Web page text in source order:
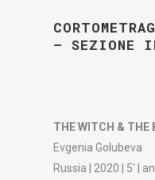
– SEZIONE
THE WITCH & THE
Evgenia Golubeva
Russia | 2020 | 5′ |